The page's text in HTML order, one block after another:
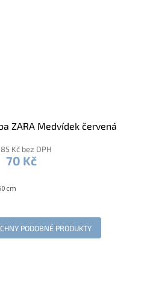
ZARA Medvídek červená
Kč bez DPH
70 Kč
cm
PODOBNÉ PRODUKTY